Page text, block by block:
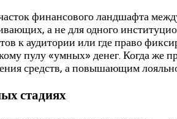
финансового ландшафта
а не для одного
к аудитории или где право
пулу «умных» денег. Когда же
средств, а повышающим
стадиях